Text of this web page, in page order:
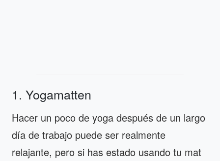
1. Yogamatten
Hacer un poco de yoga después de un largo
día de trabajo puede ser realmente
relajante, pero si has estado usando tu mat